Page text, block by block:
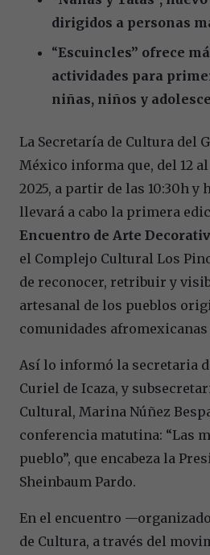
dirigidos a personas
“Escuincles” ofrece
actividades para
niñas, niños y
La Secretaría de Cultura del
México informa que, del 12 al
2025, a partir de las 10:30h y
llevará a cabo la primera
Encuentro de Arte
el Complejo Cultural Los
de reconocer, retribuir y
artesanal de los pueblos
comunidades
Así lo informó la secretaria
Curiel de Icaza, y
Cultural, Marina Núñez
conferencia matutina: “Las
pueblo”, que encabeza la
Sheinbaum Pardo.
En el encuentro
de Cultura, a través del